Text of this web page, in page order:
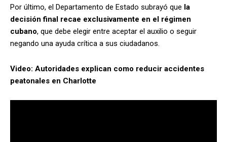
Por último, el Departamento de Estado subrayó que la
decisión final recae exclusivamente en el régimen
cubano, que debe elegir entre aceptar el auxilio o seguir
negando una ayuda crítica a sus ciudadanos.
Video: Autoridades explican como reducir accidentes
peatonales en Charlotte